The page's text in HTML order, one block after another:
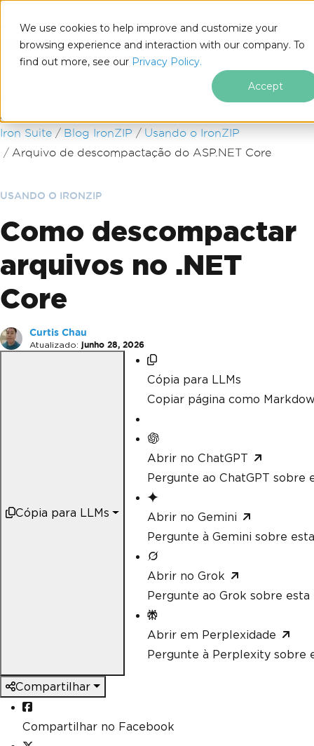
We use cookies to help improve and customize your
browsing experience and interaction with our company. To
find out more, see our Privacy Policy.
Accept
Ir para o conteúdo do rodapé
Iron Suite Blog IronZIP
Usando o IronZIP
Arquivo de descompactação do ASP.NET Core
USANDO O IRONZIP
Como descompactar
arquivos no .NET
Core
Curtis Chau
Atualizado: junho 28, 2026
Cópia para LLMs
Cópia para LLMs
Copiar página como
Abrir no ChatGPT
Pergunte ao ChatGPT sobre
Abrir no Gemini
Pergunte à Gemini sobre
Abrir no Grok
Pergunte ao Grok sobre esta
Abrir em Perplexidade
Pergunte à Perplexity sobre
Compartilhar
Compartilhar no Facebook